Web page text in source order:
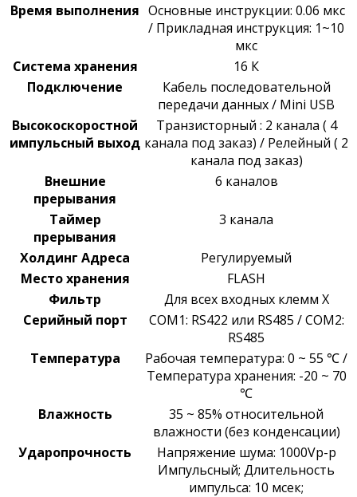
Время выполнения Основные инструкции: 0.06 мкс
/ Прикладная инструкция: 1~10
мкс
Система хранения
16 К
Подключение
Кабель последовательной
передачи данных / Mini USB
Высокоскоростной
импульсный выход
Транзисторный : 2 канала ( 4
канала под заказ) / Релейный ( 2
канала под заказ)
Внешние
прерывания
6 каналов
Таймер
прерывания
3 канала
Холдинг Адреса
Регулируемый
Место хранения
FLASH
Фильтр
Для всех входных клемм X
Серийный порт
COM1: RS422 или RS485 /COM2:
RS485
Температура
Рабочая температура: 0 ~ 55 ℃ /
Температура хранения: -20 ~ 70
℃
Влажность
35 ~ 85% относительной
влажности (без конденсации)
Ударопрочность
Напряжение шума: 1000Vp-p
Импульсный; Длительность
импульса: 10 мсек;